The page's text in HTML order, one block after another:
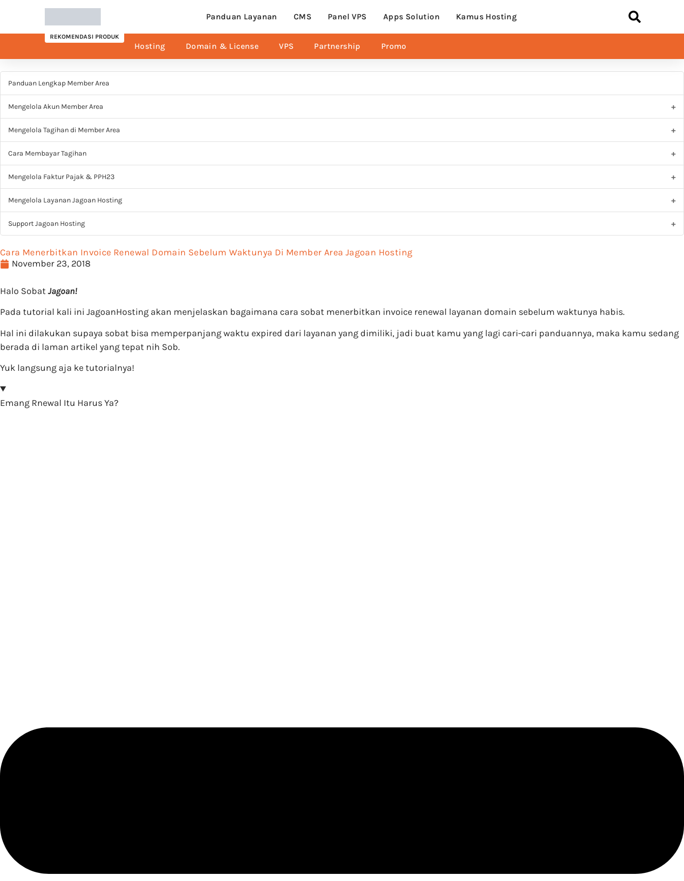
Panduan Layanan CMS Panel VPS Apps Solution Kamus Hosting
REKOMENDASI PRODUK
Hosting Domain & License VPS Partnership Promo
Panduan Lengkap Member Area
Mengelola Akun Member Area
Mengelola Tagihan di Member Area
Cara Membayar Tagihan
Mengelola Faktur Pajak & PPH23
Mengelola Layanan Jagoan Hosting
Support Jagoan Hosting
Cara Menerbitkan Invoice Renewal Domain Sebelum Waktunya Di Member Area Jagoan Hosting
November 23, 2018
Halo SobatJagoan!
Pada tutorial kali ini JagoanHosting akan menjelaskan bagaimana cara sobat menerbitkan invoice renewal layanan domain sebelum waktunya habis.
Hal ini dilakukan supaya sobat bisa memperpanjang waktu expired dari layanan yang dimiliki, jadi buat kamu yang lagi cari-cari panduannya, maka kamu sedang
berada di laman artikel yang tepat nih Sob.
Yuk langsung aja ke tutorialnya!
Emang Rnewal Itu Harus Ya?